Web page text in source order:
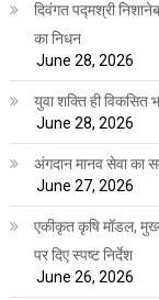
दिवंगत पद्मश्री
का निधन
June 28, 2026
युवा शक्ति ही विकसित
June 28, 2026
अंगदान मानव सेवा का
June 27, 2026
एकीकृत कृषि मॉडल,
पर दिए स्पष्ट निर्देश
June 26, 2026